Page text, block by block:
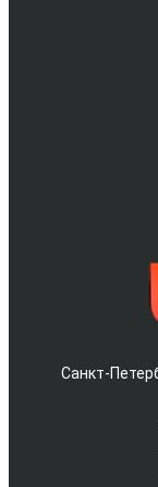
Санкт-